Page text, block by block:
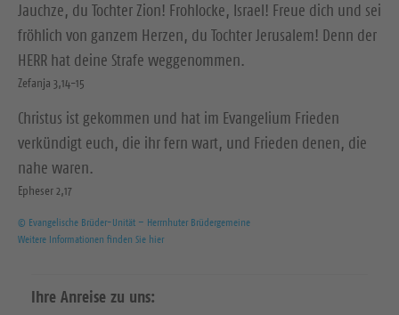
Jauchze, du Tochter Zion! Frohlocke, Israel! Freue dich und sei
fröhlich von ganzem Herzen, du Tochter Jerusalem! Denn der
HERR hat deine Strafe weggenommen.
Zefanja 3,14-15
Christus ist gekommen und hat im Evangelium Frieden
verkündigt euch, die ihr fern wart, und Frieden denen, die
nahe waren.
Epheser 2,17
© Evangelische Brüder-Unität – Herrnhuter Brüdergemeine
Weitere Informationen finden Sie hier
Ihre Anreise zu uns: